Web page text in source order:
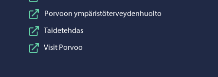
Porvoon ympäristöterveydenhuolto
Taidetehdas
Visit Porvoo